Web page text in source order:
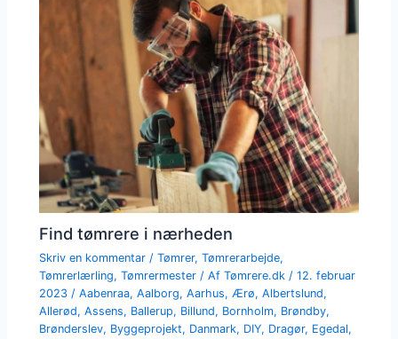
Find tømrere i nærheden
Skriv en kommentar /Tømrer,Tømrerarbejde,
Tømrerlærling,Tømrermester / AfTømrere.dk/12. februar
2023/Aabenraa,Aalborg,Aarhus,Ærø,Albertslund,
Allerød,Assens, Ballerup, Billund, Bornholm, Brøndby,
Brønderslev, Byggeprojekt, Danmark, DIY, Dragør, Egedal,